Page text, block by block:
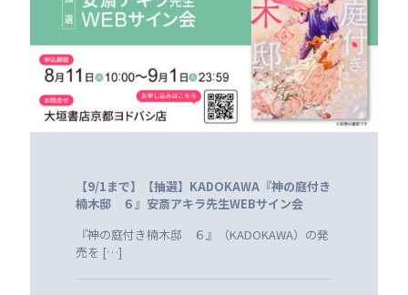
【9/1まで】【抽選】KADOKAWA『神の庭付き
楠木邸 ６』安斎アキラ先生WEBサイン会
『神の庭付き楠木邸 ６』（KADOKAWA）の発
売を […]